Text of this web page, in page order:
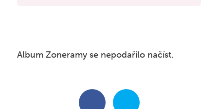
Školní projekty
Škola v přírodě
Album Zoneramy se nepodařilo načíst.